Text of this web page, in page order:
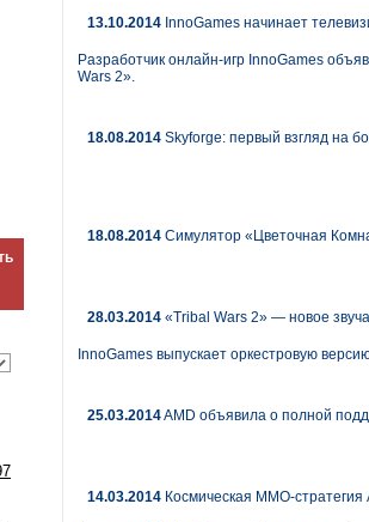
13.10.2014 InnoGames начинает
Разработчик онлайн-игр InnoGames
Wars 2».
18.08.2014 Skyforge: первый взгляд на
18.08.2014 Симулятор «Цветочная
28.03.2014 «Tribal Wars 2» — новое
InnoGames выпускает оркестровую
25.03.2014AMD объявила о полной
14.03.2014 Космическая MMO-